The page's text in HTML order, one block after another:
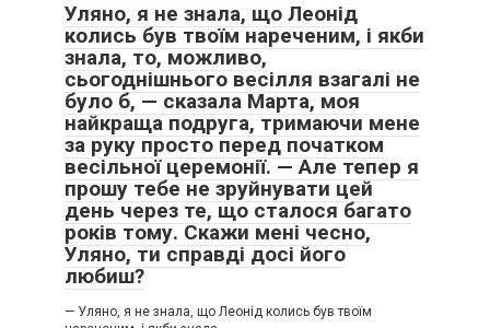
Уляно, я не знала, що Леонід
колись був твоїм нареченим, і якби
знала, то, можливо,
сьогоднішнього весілля взагалі не
було б, — сказала Марта, моя
найкраща подруга, тримаючи мене
за руку просто перед початком
весільної церемонії. — Але тепер я
прошу тебе не зруйнувати цей
день через те, що сталося багато
років тому. Скажи мені чесно,
Уляно, ти справді досі його
любиш?
— Уляно, я не знала, що Леонід колись був твоїм